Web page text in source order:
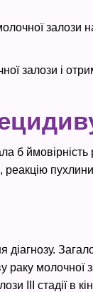
залози і
б
реакцію
діагнозу.
раку молочної
III стадії в